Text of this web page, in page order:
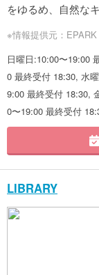
をゆるめ、自然な
※情報提供元：EPARK
日曜日:10:00〜19:00
0 最終受付 18:30, 水
9:00 最終受付 18:30,
0〜19:00 最終受付
LIBRARY